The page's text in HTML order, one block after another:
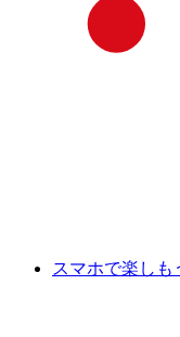
スマホで楽しも